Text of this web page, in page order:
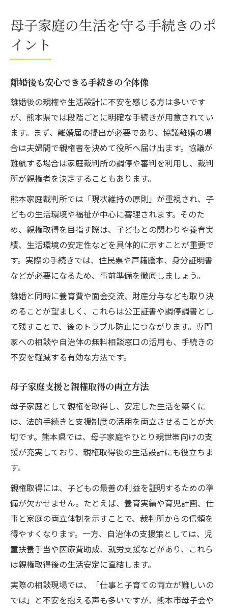
母子家庭の生活を守る手続きのポ
イント
離婚後も安心できる手続きの全体像
離婚後の親権や生活設計に不安を感じる方は多いです
が、熊本県では段階ごとに明確な手続きが用意されてい
ます。まず、離婚届の提出が必要であり、協議離婚の場
合は夫婦間で親権者を決めて役所へ届け出ます。協議が
難航する場合は家庭裁判所の調停や審判を利用し、裁判
所が親権者を決定することもあります。
熊本家庭裁判所では「現状維持の原則」が重視され、子
どもの生活環境や福祉が中心に審理されます。そのた
め、親権取得を目指す際は、子どもとの関わりや養育実
績、生活環境の安定性などを具体的に示すことが重要で
す。実際の手続きでは、住民票や戸籍謄本、身分証明書
などが必要になるため、事前準備を徹底しましょう。
離婚と同時に養育費や面会交流、財産分与なども取り決
めることが望ましく、これらは公正証書や調停調書とし
て残すことで、後のトラブル防止につながります。専門
家への相談や自治体の無料相談窓口の活用も、手続きの
不安を軽減する有効な方法です。
母子家庭支援と親権取得の両立方法
母子家庭として親権を取得し、安定した生活を築くに
は、法的手続きと支援制度の活用を両立させることが大
切です。熊本県では、母子家庭やひとり親世帯向けの支
援が充実しており、親権取得後の生活設計にも役立ちま
す。
親権取得には、子どもの最善の利益を証明するための準
備が欠かせません。たとえば、養育実績や育児計画、仕
事と家庭の両立体制を示すことで、裁判所からの信頼を
得やすくなります。一方、自治体の支援策としては、児
童扶養手当や医療費助成、就労支援などがあり、これら
は親権取得後の生活安定に直結します。
実際の相談現場では、「仕事と子育ての両立が難しいの
では」と不安を抱える声も多いですが、熊本市母子会や